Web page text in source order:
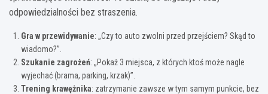
odpowiedzialności bez straszenia.
Gra w przewidywanie: „Czy to auto zwolni przed przejściem? Skąd to
wiadomo?”.
Szukanie zagrożeń: „Pokaż 3 miejsca, z których ktoś może nagle
wyjechać (brama, parking, krzak)”.
Trening krawężnika: zatrzymanie zawsze w tym samym punkcie, bez